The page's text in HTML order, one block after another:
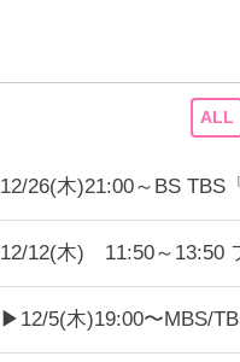
ALL
12/26(木)21:00～BS TBS
12/12(木) 11:50～13:50
▶︎12/5(木)19:00〜MBS/